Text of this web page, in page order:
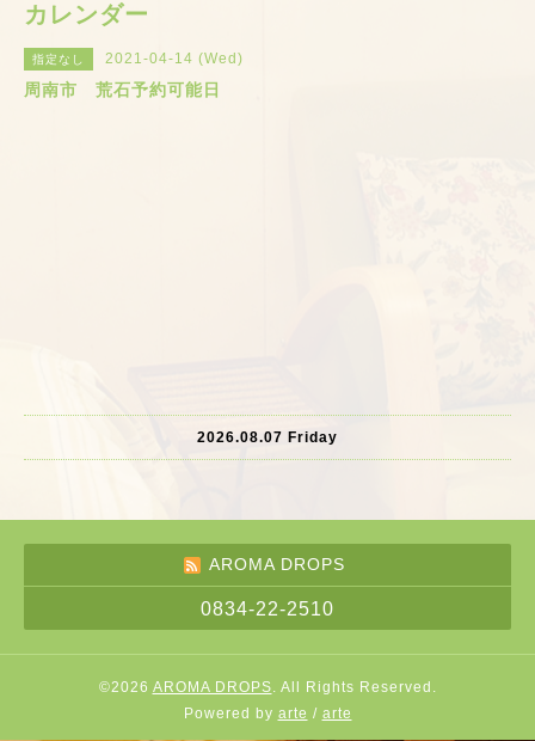
カレンダー
指定なし 2021-04-14 (Wed)
周南市 荒石予約可能日
2026.08.07 Friday
AROMA DROPS
0834-22-2510
©2026 AROMA DROPS. All Rights Reserved.
Powered by arte / arte